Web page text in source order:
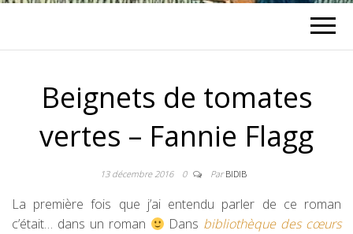
Beignets de tomates
vertes – Fannie Flagg
13 décembre 2016 0 ParBIDIB
La première fois que j’ai entendu parler de ce roman
c’était… dans un roman
Dans bibliothèque des cœurs